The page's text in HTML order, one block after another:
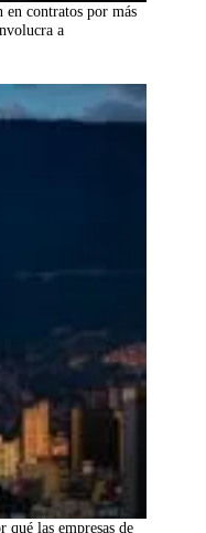
contratos por más
a
las empresas de